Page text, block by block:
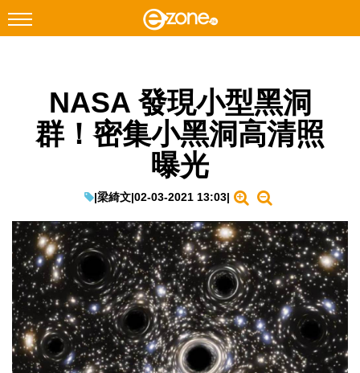
Facebook Instagram
科技焦點
教學評測
EduTech
IT Times
生成式AI與雲端應用
Enterprise Digital Transformation
NASA 發現小型黑洞
群！密集小黑洞高清照
曝光
|梁綺文|02-03-2021 13:03|